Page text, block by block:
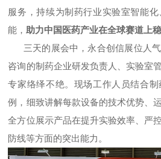
服务，持续为制药行业实验室智能
能， 助力中国医药产业在全球赛道上
三天的展会中，永合创信展位人气
咨询的制药企业研发负责人、实验室
专家络绎不绝。现场工作人员结合
例，细致讲解每款设备的技术优势、
全方位展示产品在提升实验效率、严
防线等方面的突出能力。